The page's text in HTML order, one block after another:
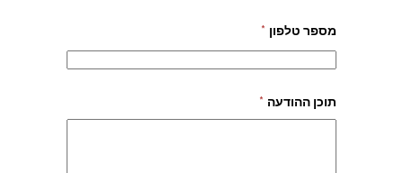
מספר טלפון *
תוכן ההודעה *